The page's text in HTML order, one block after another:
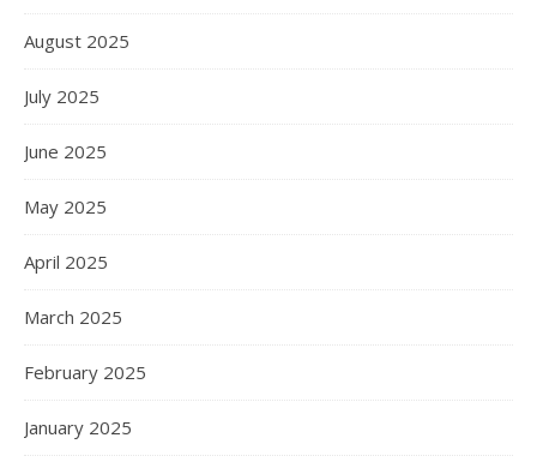
August 2025
July 2025
June 2025
May 2025
April 2025
March 2025
February 2025
January 2025